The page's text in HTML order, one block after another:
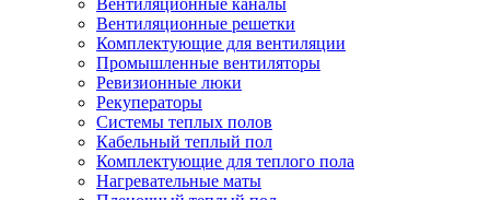
Вентиляционные решетки
Комплектующие для вентиляции
Промышленные вентиляторы
Ревизионные люки
Рекуператоры
Системы теплых полов
Кабельный теплый пол
Комплектующие для теплого пола
Нагревательные маты